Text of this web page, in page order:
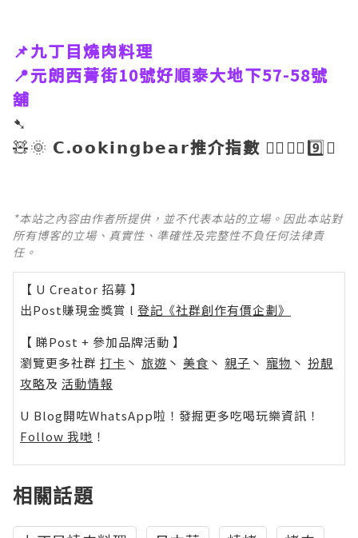
📌九丁目燒肉料理
📍元朗西菁街10號好順泰大地下57-58號
舖
➷
🧸🌞 𝗖.𝗼𝗼𝗸𝗶𝗻𝗴𝗯𝗲𝗮𝗿推介指數 👉🏼👉🏼9️⃣🌟
*本站之內容由作者所提供，並不代表本站的立場。因此本站對
所有博客的立場、真實性、準確性及完整性不負任何法律責
任。
【 U Creator 招募 】
出Post賺現金獎賞 l 登記《社群創作有價企劃》
【 睇Post + 參加品牌活動 】
瀏覽更多社群 打卡 丶 旅遊 丶 美食 丶 親子 丶 寵物 丶 扮靚
攻略及 活動情報
U Blog開咗WhatsApp啦！發掘更多吃喝玩樂資訊！
Follow 我哋 ！
相關話題